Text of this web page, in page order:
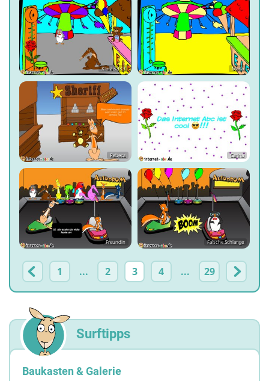
Klara <3<3 Marla
Rebeca Carina
Freundin Falsche Schlange
1 ... 2 3 4 ... 29
Surftipps
Baukasten & Galerie